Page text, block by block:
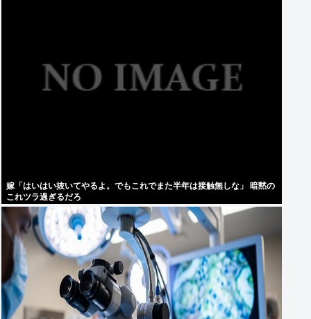
嫁「はいはい抜いてやるよ。でもこれでまた半年は接触無しな」 暗黙の
これツラ過ぎるだろ